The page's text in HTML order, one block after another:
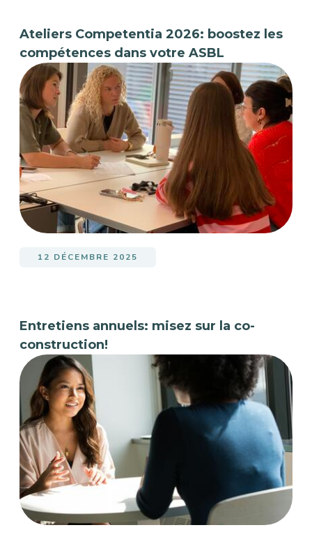
12 DÉCEMBRE 2025
Ateliers Competentia 2026: boostez les
compétences dans votre ASBL
Entretiens annuels: misez sur la co-
construction!